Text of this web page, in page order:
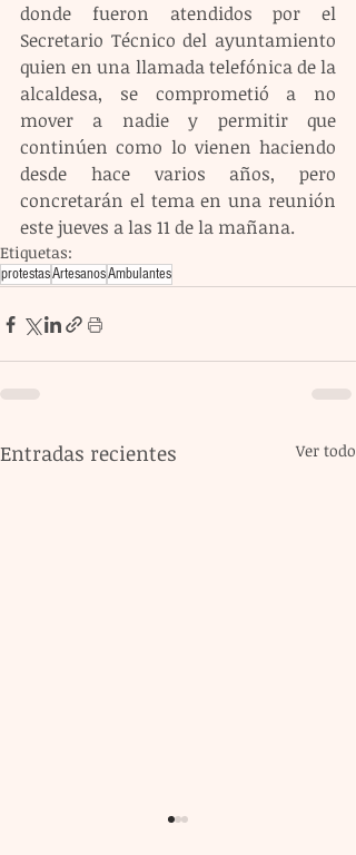
donde fueron atendidos por el
Secretario Técnico del ayuntamiento
quien en una llamada telefónica de la
alcaldesa, se comprometió a no
mover a nadie y permitir que
continúen como lo vienen haciendo
desde hace varios años, pero
concretarán el tema en una reunión
este jueves a las 11 de la mañana.
Etiquetas:
protestasArtesanosAmbulantes
Entradas recientes Ver todo